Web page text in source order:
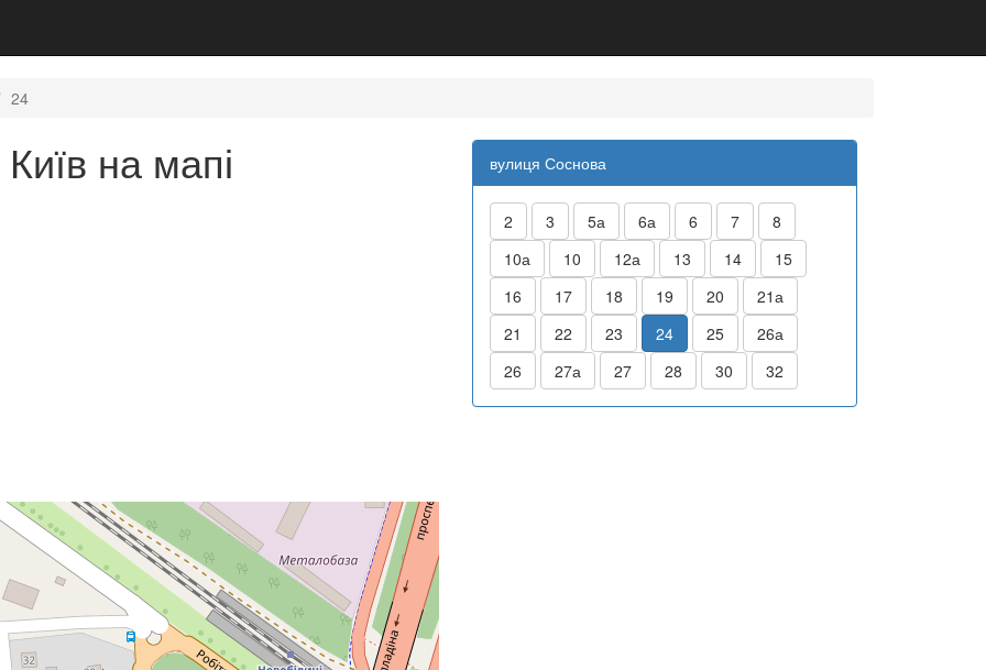
24
на мапі вулиця Соснова
2 3 5а 6а 6 7
8
10а
10 12а 13 14
15
16
17 18 19 20
21а
21
22 23 24 25
26а
26
27а 27 28 30 32